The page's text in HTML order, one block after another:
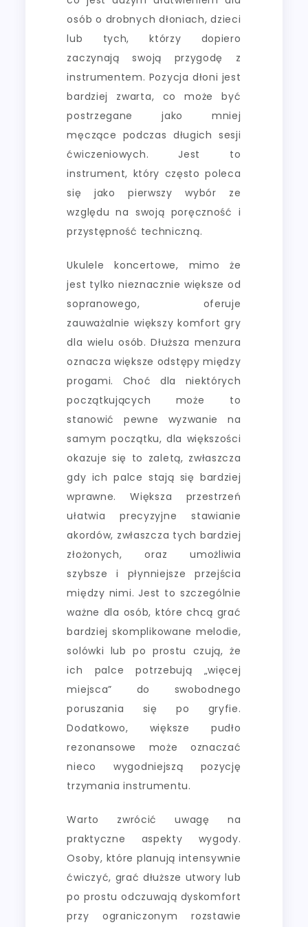
osób o drobnych dłoniach, dzieci
lub tych, którzy dopiero
zaczynają swoją przygodę z
instrumentem. Pozycja dłoni jest
bardziej zwarta, co może być
postrzegane jako mniej
męczące podczas długich sesji
ćwiczeniowych. Jest to
instrument, który często poleca
się jako pierwszy wybór ze
względu na swoją poręczność i
przystępność techniczną.
Ukulele koncertowe, mimo że
jest tylko nieznacznie większe od
sopranowego, oferuje
zauważalnie większy komfort gry
dla wielu osób. Dłuższa menzura
oznacza większe odstępy między
progami. Choć dla niektórych
początkujących może to
stanowić pewne wyzwanie na
samym początku, dla większości
okazuje się to zaletą, zwłaszcza
gdy ich palce stają się bardziej
wprawne. Większa przestrzeń
ułatwia precyzyjne stawianie
akordów, zwłaszcza tych bardziej
złożonych, oraz umożliwia
szybsze i płynniejsze przejścia
między nimi. Jest to szczególnie
ważne dla osób, które chcą grać
bardziej skomplikowane melodie,
solówki lub po prostu czują, że
ich palce potrzebują „więcej
miejsca” do swobodnego
poruszania się po gryfie.
Dodatkowo, większe pudło
rezonansowe może oznaczać
nieco wygodniejszą pozycję
trzymania instrumentu.
Warto zwrócić uwagę na
praktyczne aspekty wygody.
Osoby, które planują intensywnie
ćwiczyć, grać dłuższe utwory lub
po prostu odczuwają dyskomfort
przy ograniczonym rozstawie